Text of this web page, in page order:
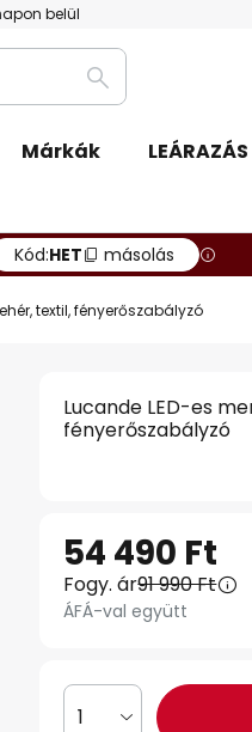
belül
Keresés
Márkák LEÁRAZÁS
Kód:HET másolás
textil, fényerőszabályzó
Lucande LED-es
fényerőszabályzó
54 490 Ft
Fogy. ár91 990 Ft
ÁFÁ-val együtt
1